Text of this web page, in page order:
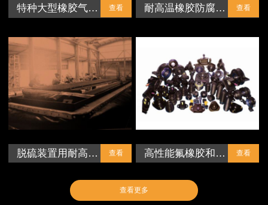
特种大型橡胶气… 查看 耐高温橡胶防腐… 查看
脱硫装置用耐高… 查看 高性能氟橡胶和… 查看
查看更多